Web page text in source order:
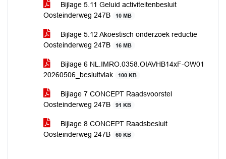
Bijlage 5.11 Geluid activiteitenbesluit
Oosteinderweg 247B
10 MB
Bijlage 5.12 Akoestisch onderzoek reductie
Oosteinderweg 247B
16 MB
Bijlage 6 NL.IMRO.0358.OIAVHB14xF-OW01
20260506_besluitvlak
100 KB
Bijlage 7 CONCEPT Raadsvoorstel
Oosteinderweg 247B
91 KB
Bijlage 8 CONCEPT Raadsbesluit
Oosteinderweg 247B
60 KB